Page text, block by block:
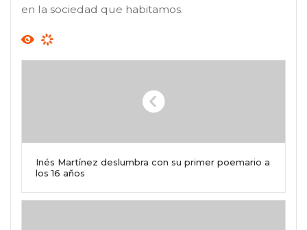
en la sociedad que habitamos.
Inés Martínez deslumbra con su primer poemario a
los 16 años